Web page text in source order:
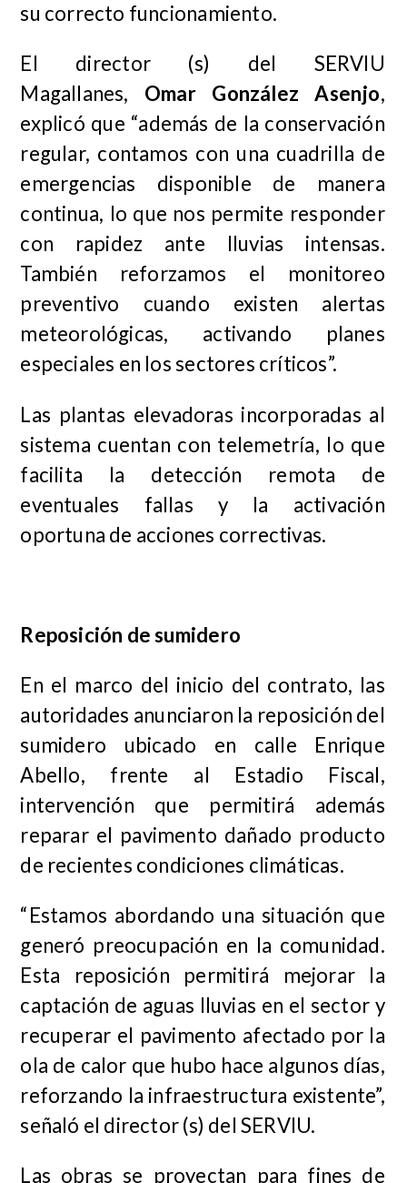
su correcto funcionamiento.
El director (s) del SERVIU
Magallanes, Omar González Asenjo,
explicó que “además de la conservación
regular, contamos con una cuadrilla de
emergencias disponible de manera
continua, lo que nos permite responder
con rapidez ante lluvias intensas.
También reforzamos el monitoreo
preventivo cuando existen alertas
meteorológicas, activando planes
especiales en los sectores críticos”.
Las plantas elevadoras incorporadas al
sistema cuentan con telemetría, lo que
facilita la detección remota de
eventuales fallas y la activación
oportuna de acciones correctivas.
Reposición de sumidero
En el marco del inicio del contrato, las
autoridades anunciaron la reposición del
sumidero ubicado en calle Enrique
Abello, frente al Estadio Fiscal,
intervención que permitirá además
reparar el pavimento dañado producto
de recientes condiciones climáticas.
“Estamos abordando una situación que
generó preocupación en la comunidad.
Esta reposición permitirá mejorar la
captación de aguas lluvias en el sector y
recuperar el pavimento afectado por la
ola de calor que hubo hace algunos días,
reforzando la infraestructura existente”,
señaló el director (s) del SERVIU.
Las obras se proyectan para fines de